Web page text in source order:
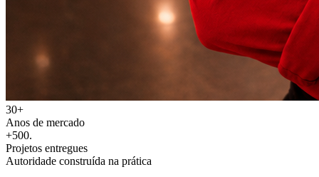
30+
Anos de mercado
+500.
Projetos entregues
Autoridade construída na prática